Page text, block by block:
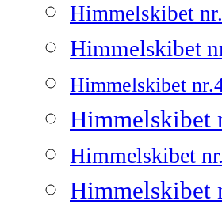
Himmelskibet
Himmelskibet
Himmelskibet
Himmelskibet
Himmelskibet
Himmelskibet